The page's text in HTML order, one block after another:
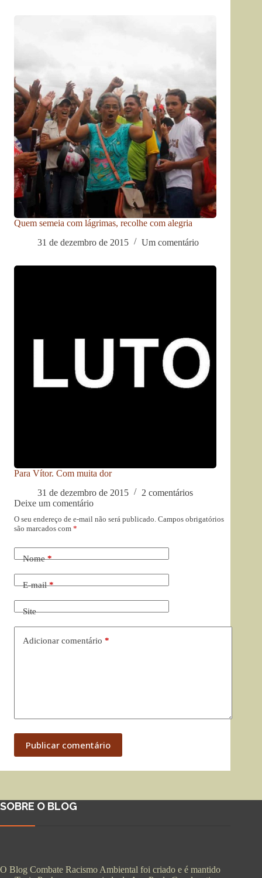
Quem semeia com lágrimas, recolhe com alegria
31 de dezembro de 2015
Um comentário
Para Vítor. Com muita dor
31 de dezembro de 2015
2 comentários
Deixe um comentário
O seu endereço de e-mail não será publicado. Campos obrigatórios
são marcados com *
Nome*
E-mail*
Site
Adicionar comentário *
Publicar comentário
SOBRE O BLOG
O Blog Combate Racismo Ambiental foi criado e é mantido